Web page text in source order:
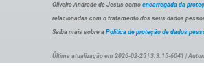
Oliveira Andrade de Jesus como encarregada da
relacionadas com o tratamento dos seus dados
Saiba mais sobre a Política de proteção de dados
Última atualização em 2026-02-25 | 3.3.15-6041 |